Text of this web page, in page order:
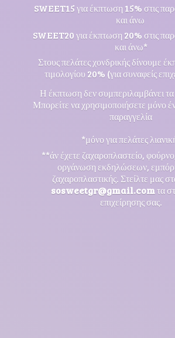
SWEET15 για έκπτωση 15% στις
και άνω
SWEET20 για έκπτωση 20% στις
και άνω*
Στους πελάτες χονδρικής δίνουμε
τιμολογίου 20% (για συναφείς
Η έκπτωση δεν συμπεριλαμβάνει
Μπορείτε να χρησιμοποιήσετε μόνο
παραγγελία
*μόνο για πελάτες
**άν έχετε ζαχαροπλαστείο,
οργάνωση εκδηλώσεων,
ζαχαροπλαστικής. Στείλτε μας
sosweetgr@gmail.comτα
επιχείρησης σας.